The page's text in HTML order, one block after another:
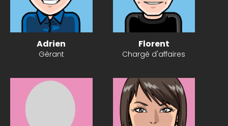
Adrien
Gérant
Florent
Chargé d'affaires